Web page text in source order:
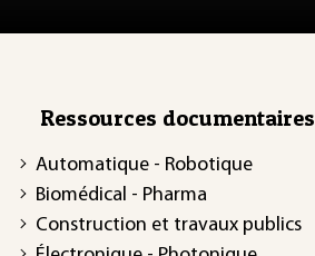
Ressources documentaires
Automatique - Robotique
Biomédical - Pharma
Construction et travaux publics